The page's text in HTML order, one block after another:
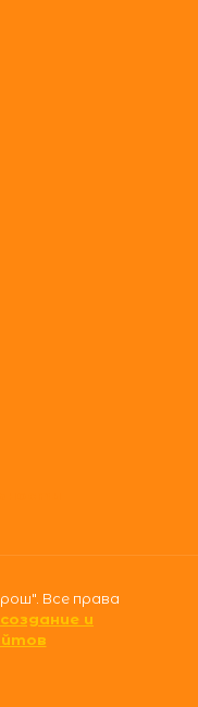
Все права
и